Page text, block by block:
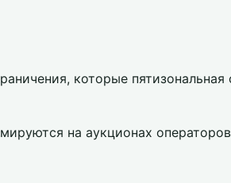
которые пятизональная
на аукционах операторов